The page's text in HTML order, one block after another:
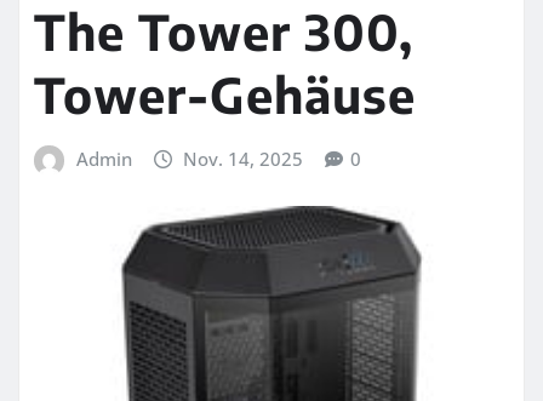
The Tower 300,
Tower-Gehäuse
Admin Nov. 14, 2025 0